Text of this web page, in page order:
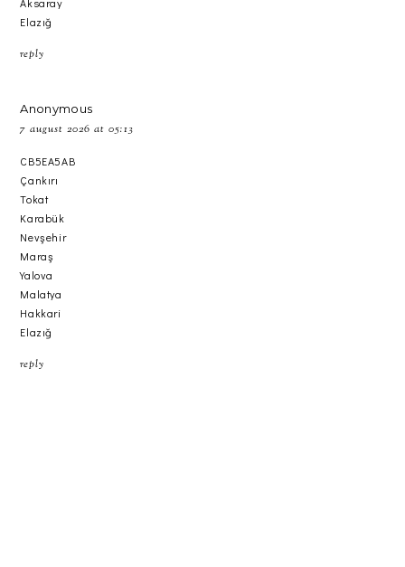
Aksaray
Elazığ
reply
Anonymous
7 august 2026 at 05:13
CB5EA5AB
Çankırı
Tokat
Karabük
Nevşehir
Maraş
Yalova
Malatya
Hakkari
Elazığ
reply